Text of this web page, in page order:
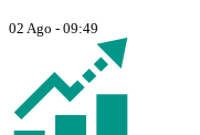
02 Ago - 09:49